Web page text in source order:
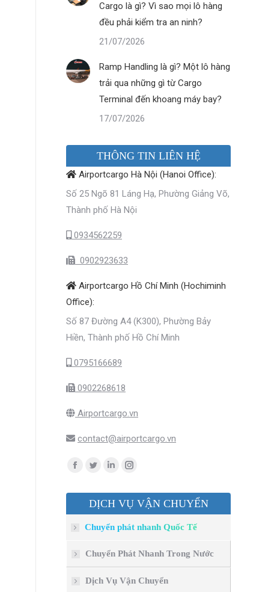
Cargo là gì? Vì sao mọi lô hàng
đều phải kiểm tra an ninh?
21/07/2026
Ramp Handling là gì? Một lô hàng
trải qua những gì từ Cargo
Terminal đến khoang máy bay?
17/07/2026
THÔNG TIN LIÊN HỆ
Airportcargo Hà Nội (Hanoi Office):
Số 25 Ngõ 81 Láng Hạ, Phường Giảng Võ,
Thành phố Hà Nội
0934562259
0902923633
Airportcargo Hồ Chí Minh (Hochiminh
Office):
Số 87 Đường A4 (K300), Phường Bảy
Hiền, Thành phố Hồ Chí Minh
0795166689
0902268618
Airportcargo.vn
contact@airportcargo.vn
Find us on:
Facebook
opens
window
Twitter
opens
new
window
Linkedin
opens
new
window
Instagram
opens
window
DỊCH VỤ VẬN CHUYỂN
Chuyển phát nhanh Quốc Tế
Chuyển Phát Nhanh Trong Nước
Dịch Vụ Vận Chuyển